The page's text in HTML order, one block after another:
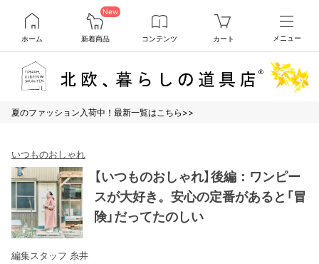
ホーム
New
新着商品 コンテンツ カート メニュー
夏のファッション入荷中！最新一覧はこちら>>
いつものおしゃれ
【いつものおしゃれ】後編：ワンピー
スが大好き。安心の定番があると「冒
険」だってたのしい
編集スタッフ 糸井